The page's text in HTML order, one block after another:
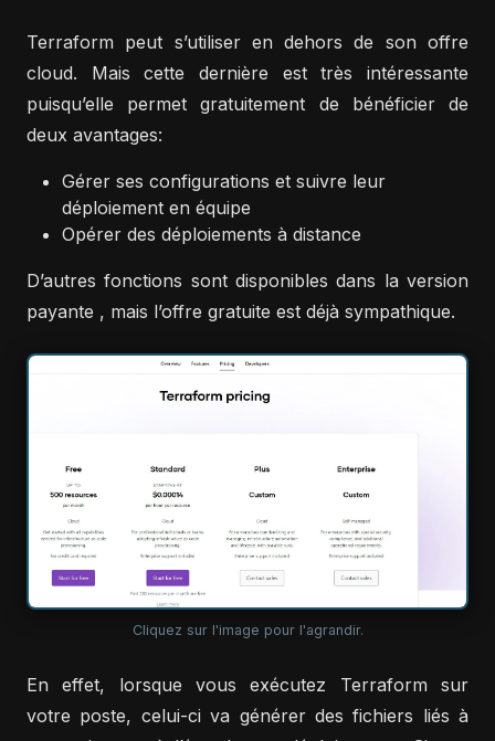
Terraform peut s’utiliser en dehors de son offre
cloud. Mais cette dernière est très intéressante
puisqu’elle permet gratuitement de bénéficier de
deux avantages:
Gérer ses configurations et suivre leur
déploiement en équipe
Opérer des déploiements à distance
D’autres fonctions sont disponibles dans la version
payante , mais l’offre gratuite est déjà sympathique.
Cliquez sur l'image pour l'agrandir.
En effet, lorsque vous exécutez Terraform sur
votre poste, celui-ci va générer des fichiers liés à